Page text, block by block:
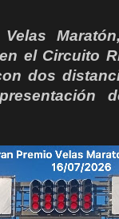
el Circuito
dos